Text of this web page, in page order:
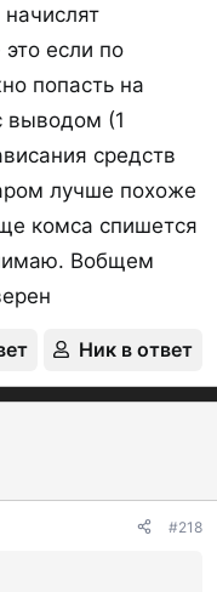
если по
попасть на
выводом (1
средств
лучше похоже
комса спишется
Вобщем
Ник в ответ
#218